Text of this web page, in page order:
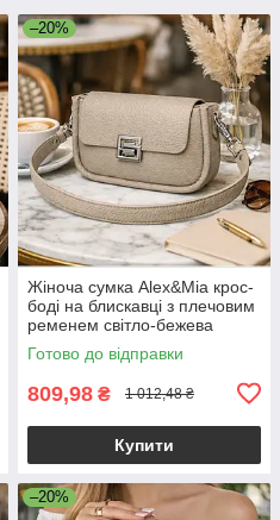
–20%
Жіноча сумка Alex&Mia крос-
боді на блискавці з плечовим
ременем світло-бежева
Готово до відправки
809,98 ₴ 1 012,48 ₴
Купити
–20%